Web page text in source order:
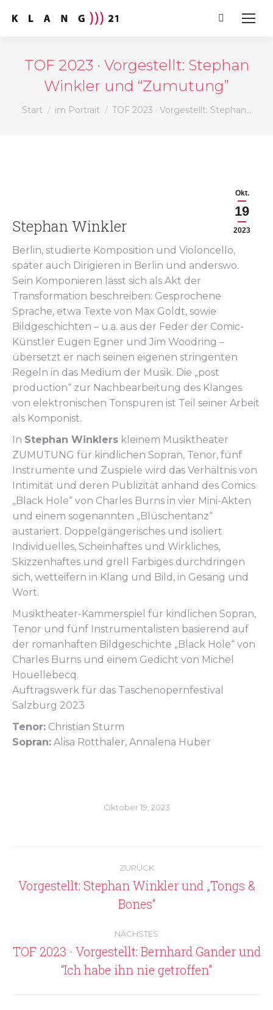
Search:
TOF 2023 · Vorgestellt: Stephan
Winkler und “Zumutung”
Sie befinden sich hier:
Start im Portrait TOF 2023 · Vorgestellt: Stephan…
Okt.
19
2023
Stephan Winkler
Berlin, studierte Komposition und Violoncello,
später auch Dirigieren in Berlin und anderswo.
Sein Komponieren lässt sich als Akt der
Transformation beschreiben: Gesprochene
Sprache, etwa Texte von Max Goldt, sowie
Bildgeschichten – u.a. aus der Feder der Comic-
Künstler Eugen Egner und Jim Woodring –
übersetzt er nach seinen eigenen stringenten
Regeln in das Medium der Musik. Die „post
production“ zur Nachbearbeitung des Klanges
von elektronischen Tonspuren ist Teil seiner Arbeit
als Komponist.
In Stephan Winklers kleinem Musiktheater
ZUMUTUNG für kindlichen Sopran, Tenor, fünf
Instrumente und Zuspiele wird das Verhältnis von
Intimität und deren Publizität anhand des Comics
„Black Hole“ von Charles Burns in vier Mini-Akten
und einem sogenannten „Blüschentanz“
austariert. Doppelgängerisches und isoliert
Individuelles, Scheinhaftes und Wirkliches,
Skizzenhaftes und grell Farbiges durchdringen
sich, wetteifern in Klang und Bild, in Gesang und
Wort.
Musiktheater-Kammerspiel für kindlichen Sopran,
Tenor und fünf Instrumentalisten basierend auf
der romanhaften Bildgeschichte „Black Hole“ von
Charles Burns und einem Gedicht von Michel
Houellebecq.
Auftragswerk für das Taschenopernfestival
Salzburg 2023
Tenor: Christian Sturm
Sopran: Alisa Rotthaler, Annalena Huber
Oktober 19, 2023
Kommentarnavigation
ZURÜCK
Vorheriger
Beitrag:
Vorgestellt: Stephan Winkler und „Tongs &
Bones“
NÄCHSTES
Nächster
Beitrag:
TOF 2023 · Vorgestellt: Bernhard Gander und
“Ich habe ihn nie getroffen”